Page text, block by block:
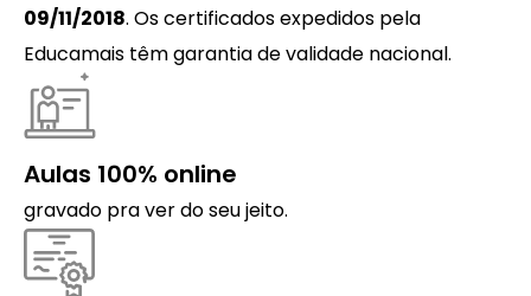
09/11/2018. Os certificados expedidos pela
Educamais têm garantia de validade nacional.
Aulas 100% online
gravado pra ver do seu jeito.